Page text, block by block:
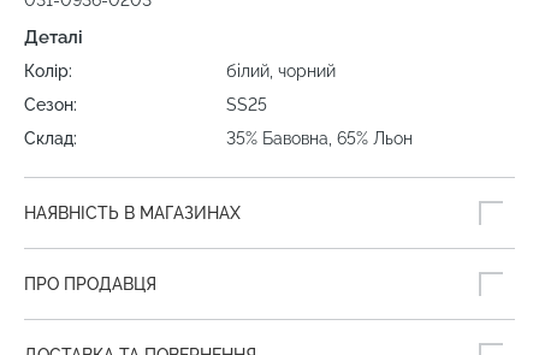
Деталі
Колір:
білий, чорний
Сезон:
SS25
Склад:
35% Бавовна, 65% Льон
НАЯВНІСТЬ В МАГАЗИНАХ
ПРО ПРОДАВЦЯ